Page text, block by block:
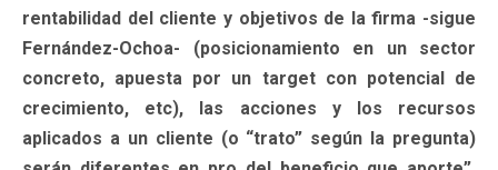
rentabilidad del cliente y objetivos de la firma -sigue
Fernández-Ochoa- (posicionamiento en un sector
concreto, apuesta por un target con potencial de
crecimiento, etc), las acciones y los recursos
aplicados a un cliente (o “trato” según la pregunta)